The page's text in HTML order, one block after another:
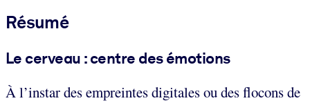
Résumé
Le cerveau : centre des émotions
À l’instar des empreintes digitales ou des flocons de